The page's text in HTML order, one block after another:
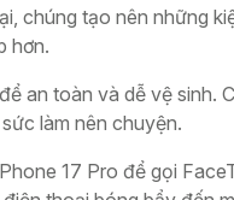
chúng tạo nên những
hơn.
an toàn và dễ vệ sinh.
làm nên chuyện.
17 Pro để gọi